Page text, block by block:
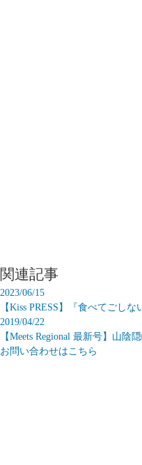
関連記事
2023/06/15
【Kiss PRESS】『食べてごし
2019/04/22
【Meets Regional 最新号】山
お問い合わせはこちら